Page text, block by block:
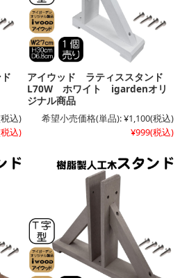
ド
込)
込)
アイウッド ラティススタンド
L70W ホワイト igardenオリ
ジナル商品
希望小売価格(単品):¥1,100(税込)
¥999(税込)